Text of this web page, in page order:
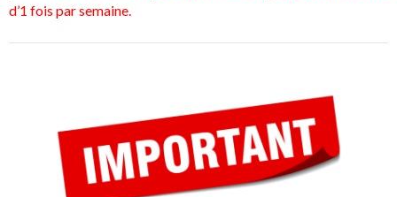
d’1 fois par semaine.